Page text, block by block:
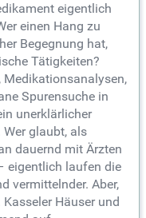
eigentlich
einen Hang zu
Begegnung hat,
Tätigkeiten?
Spurensuche in
unerklärlicher
glaubt, als
dauernd mit Ärzten
eigentlich laufen die
vermittelnder. Aber,
Häuser und